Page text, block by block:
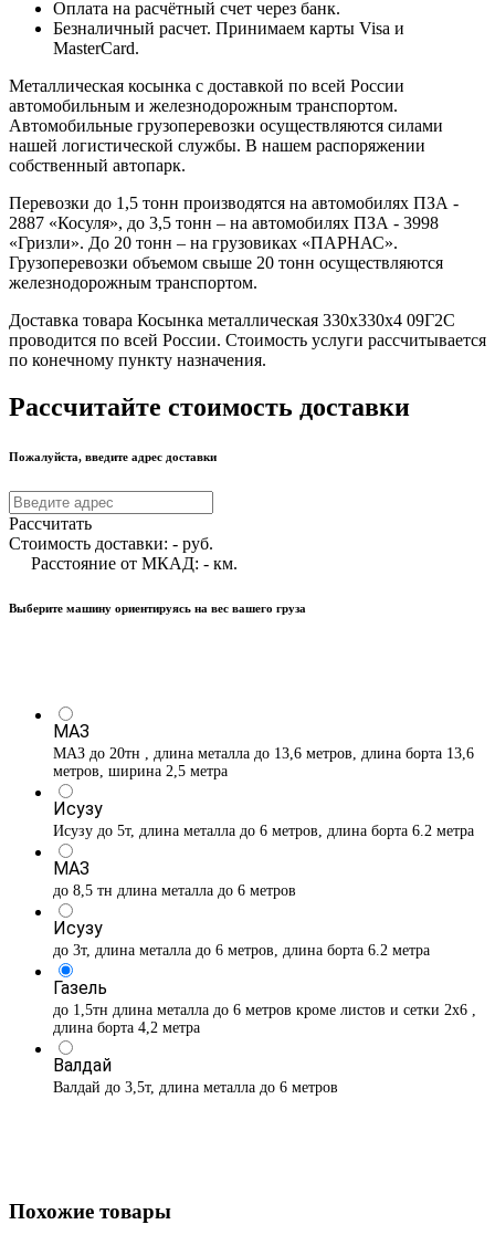
Оплата на расчётный счет через банк.
Безналичный расчет. Принимаем карты Visa и
MasterCard.
Металлическая косынка с доставкой по всей России
автомобильным и железнодорожным транспортом.
Автомобильные грузоперевозки осуществляются силами
нашей логистической службы. В нашем распоряжении
собственный автопарк.
Перевозки до 1,5 тонн производятся на автомобилях ПЗА -
2887 «Косуля», до 3,5 тонн – на автомобилях ПЗА - 3998
«Гризли». До 20 тонн – на грузовиках «ПАРНАС».
Грузоперевозки объемом свыше 20 тонн осуществляются
железнодорожным транспортом.
Доставка товара Косынка металлическая 330х330х4 09Г2С
проводится по всей России. Стоимость услуги рассчитывается
по конечному пункту назначения.
Рассчитайте стоимость доставки
Пожалуйста, введите адрес доставки
Рассчитать
Стоимость доставки: - руб.
Расстояние от МКАД: - км.
Выберите машину ориентируясь на вес вашего груза
МАЗ
МАЗ до 20тн , длина металла до 13,6 метров, длина борта 13,6
метров, ширина 2,5 метра
Исузу
Исузу до 5т, длина металла до 6 метров, длина борта 6.2 метра
МАЗ
до 8,5 тн длина металла до 6 метров
Исузу
до 3т, длина металла до 6 метров, длина борта 6.2 метра
Газель
до 1,5тн длина металла до 6 метров кроме листов и сетки 2х6 ,
длина борта 4,2 метра
Валдай
Валдай до 3,5т, длина металла до 6 метров
Похожие товары